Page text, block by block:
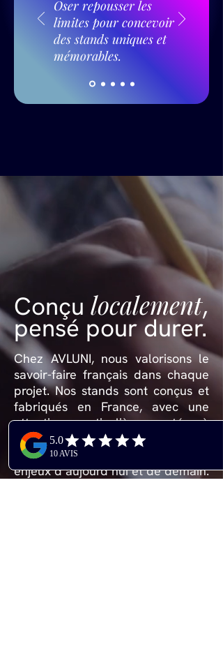
Oser repousser les
limites pour concevoir
des stands uniques et
mémorables.
Conçu localement,
pensé pourdurer.
Chez AVLUNI, nous valorisons le
savoir-faire français dans chaque
projet. Nos stands sont conçus et
fabriqués en France, avec une
attention particulière portée à
l’utilisation de matériaux durables
et réutilisables, pour répondre aux
enjeux d’aujourd’hui et de demain.